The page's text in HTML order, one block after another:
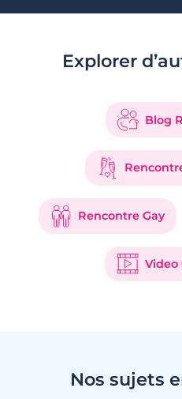
Explorer
Blog
Rencontre Gay
Video
Nos sujets